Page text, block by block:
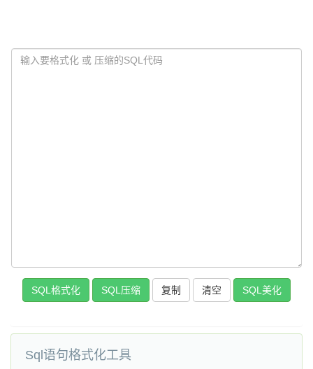
复制 SQL美化
Sql语句格式化工具